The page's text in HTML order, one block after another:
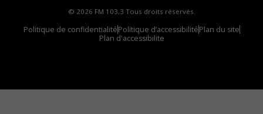
© 2026 FM 103,3 Tous droits réservés.
Politique de confidentialitéPolitique d’accessibilitéPlan du site
Plan d'accessibilite